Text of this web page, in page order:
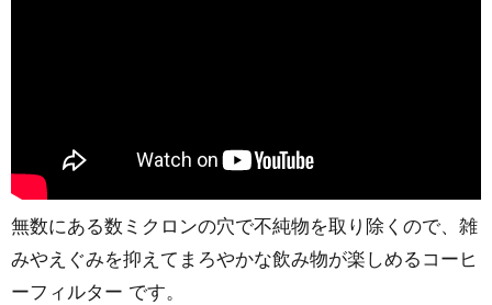
無数にある数ミクロンの穴で不純物を取り除くので、雑
みやえぐみを抑えてまろやかな飲み物が楽しめるコーヒ
ーフィルター です。